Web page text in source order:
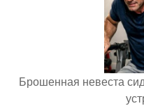
Брошенная невеста